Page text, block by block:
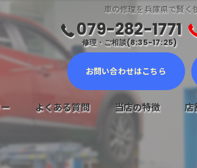
車の修理を兵庫県で賢く
079-282-1771
修理・ご相談(8:35-17:25)
お問い合わせはこちら
よくある質問 当店の特徴
車検
店